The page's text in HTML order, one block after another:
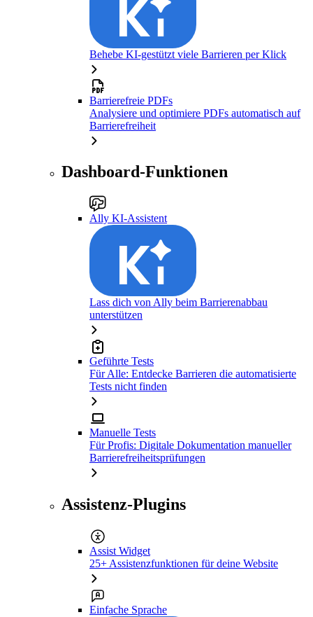
Behebe KI-gestützt viele Barrieren per Klick
Barrierefreie PDFs
Analysiere und optimiere PDFs automatisch auf
Barrierefreiheit
Dashboard-Funktionen
Ally KI-Assistent
Lass dich von Ally beim Barrierenabbau
unterstützen
Geführte Tests
Für Alle: Entdecke Barrieren die automatisierte
Tests nicht finden
Manuelle Tests
Für Profis: Digitale Dokumentation manueller
Barrierefreiheitsprüfungen
Assistenz-Plugins
Assist Widget
25+ Assistenzfunktionen für deine Website
Einfache Sprache